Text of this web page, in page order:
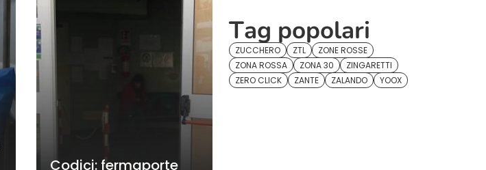
Codici: fermaporte
Tag popolari
ZUCCHERO ZTL
ZONE ROSSE
ZONA ROSSA
ZONA 30
ZINGARETTI
ZERO CLICK
ZANTE ZALANDO YOOX